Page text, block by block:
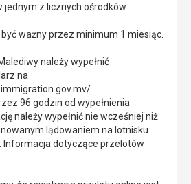
jednym z licznych ośrodków
ważny przez minimum 1 miesiąc.
należy wypełnić
na
96 godzin od wypełnienia
należy wypełnić nie wcześniej niż
lądowaniem na lotnisku
Informacja dotyczące przelotów